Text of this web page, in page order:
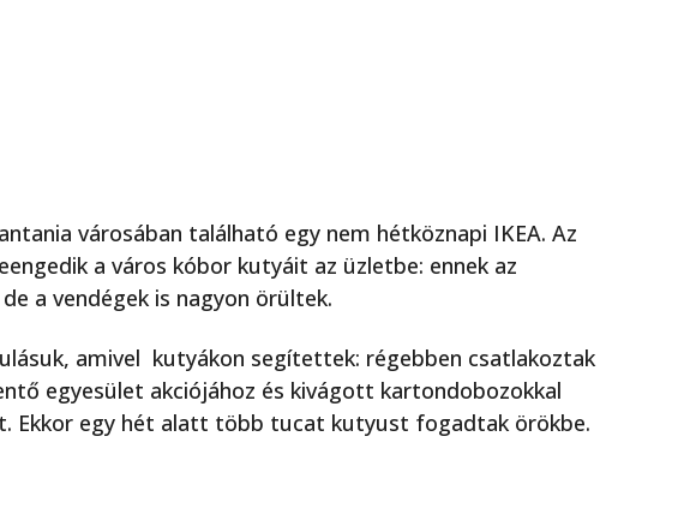
városában található egy nem hétköznapi IKEA. Az
a város kóbor kutyáit az üzletbe: ennek az
a vendégek is nagyon örültek.
amivel kutyákon segítettek: régebben csatlakoztak
egyesület akciójához és kivágott kartondobozokkal
Ekkor egy hét alatt több tucat kutyust fogadtak örökbe.